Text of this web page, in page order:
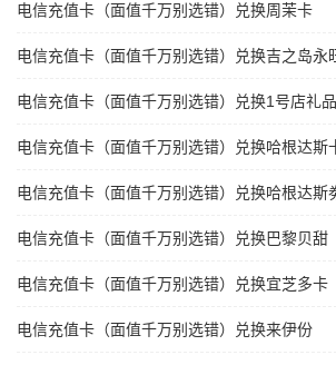
电信充值卡（面值千万别选错）兑换周茉卡
电信充值卡（面值千万别选错）兑换吉之岛永
电信充值卡（面值千万别选错）兑换1号店礼
电信充值卡（面值千万别选错）兑换哈根达斯
电信充值卡（面值千万别选错）兑换哈根达斯
电信充值卡（面值千万别选错）兑换巴黎贝甜
电信充值卡（面值千万别选错）兑换宜芝多卡
电信充值卡（面值千万别选错）兑换来伊份